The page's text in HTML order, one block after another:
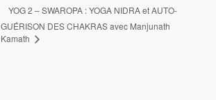
YOG 2 – SWAROPA : YOGA NIDRA et AUTO-
GUÉRISON DES CHAKRAS avec Manjunath
Kamath